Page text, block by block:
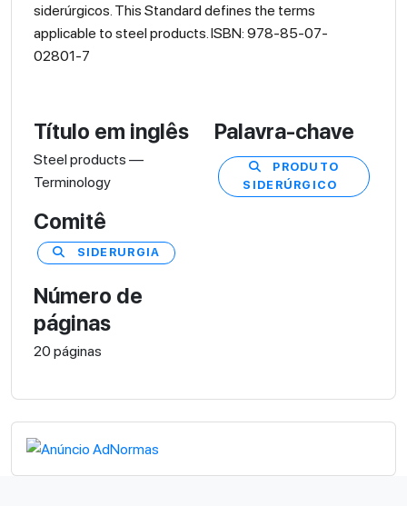
siderúrgicos. This Standard defines the terms
applicable to steel products. ISBN: 978-85-07-
02801-7
Título em inglês
Steel products —
Terminology
Comitê
SIDERURGIA
Número de
páginas
20 páginas
Palavra-chave
PRODUTO
SIDERÚRGICO